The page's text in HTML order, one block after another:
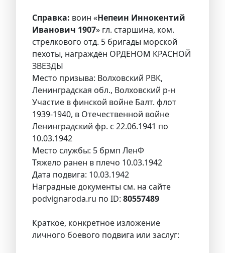
Справка: воин «Непеин Иннокентий
Иванович 1907» гл. старшина, ком.
стрелкового отд. 5 бригады морской
пехоты, награждён ОРДЕНОМ КРАСНОЙ
ЗВЕЗДЫ
Место призыва: Волховский РВК,
Ленинградская обл., Волховский р-н
Участие в финской войне Балт. флот
1939-1940, в Отечественной войне
Ленинградский фр. с 22.06.1941 по
10.03.1942
Место службы: 5 брмп ЛенФ
Тяжело ранен в плечо 10.03.1942
Дата подвига: 10.03.1942
Наградные документы см. на сайте
podvignaroda.ru по ID: 80557489
Краткое, конкретное изложение
личного боевого подвига или заслуг: